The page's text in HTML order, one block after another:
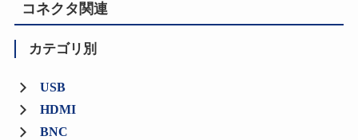
コネクタ関連
カテゴリ別
USB
HDMI
BNC